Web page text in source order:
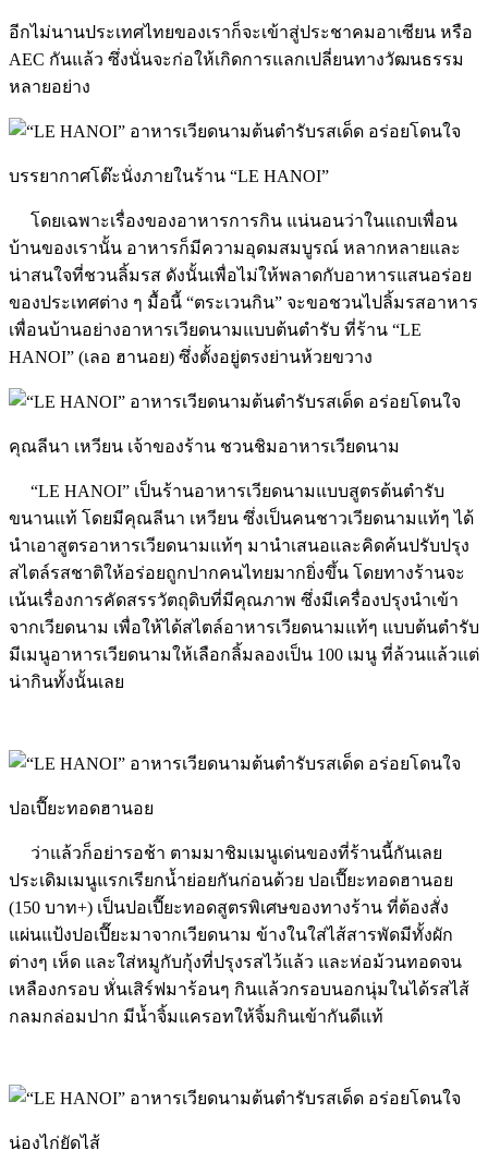
อีกไม่นานประเทศไทยของเราก็จะเข้าสู่ประชาคมอาเซียน หรือ
AEC กันแล้ว ซึ่งนั่นจะก่อให้เกิดการแลกเปลี่ยนทางวัฒนธรรม
หลายอย่าง
บรรยากาศโต๊ะนั่งภายในร้าน “LE HANOI”
โดยเฉพาะเรื่องของอาหารการกิน แน่นอนว่าในแถบเพื่อน
บ้านของเรานั้น อาหารก็มีความอุดมสมบูรณ์ หลากหลายและ
น่าสนใจที่ชวนลิ้มรส ดังนั้นเพื่อไม่ให้พลาดกับอาหารแสนอร่อย
ของประเทศต่าง ๆ มื้อนี้ “ตระเวนกิน” จะขอชวนไปลิ้มรสอาหาร
เพื่อนบ้านอย่างอาหารเวียดนามแบบต้นตำรับ ที่ร้าน “LE
HANOI” (เลอ ฮานอย) ซึ่งตั้งอยู่ตรงย่านห้วยขวาง
คุณลีนา เหวียน เจ้าของร้าน ชวนชิมอาหารเวียดนาม
“LE HANOI” เป็นร้านอาหารเวียดนามแบบสูตรต้นตำรับ
ขนานแท้ โดยมีคุณลีนา เหวียน ซึ่งเป็นคนชาวเวียดนามแท้ๆ ได้
นำเอาสูตรอาหารเวียดนามแท้ๆ มานำเสนอและคิดค้นปรับปรุง
สไตล์รสชาติให้อร่อยถูกปากคนไทยมากยิ่งขึ้น โดยทางร้านจะ
เน้นเรื่องการคัดสรรวัตถุดิบที่มีคุณภาพ ซึ่งมีเครื่องปรุงนำเข้า
จากเวียดนาม เพื่อให้ได้สไตล์อาหารเวียดนามแท้ๆ แบบต้นตำรับ
มีเมนูอาหารเวียดนามให้เลือกลิ้มลองเป็น 100 เมนู ที่ล้วนแล้วแต่
น่ากินทั้งนั้นเลย
ปอเปี๊ยะทอดฮานอย
ว่าแล้วก็อย่ารอช้า ตามมาชิมเมนูเด่นของที่ร้านนี้กันเลย
ประเดิมเมนูแรกเรียกน้ำย่อยกันก่อนด้วย ปอเปี๊ยะทอดฮานอย
(150 บาท+) เป็นปอเปี๊ยะทอดสูตรพิเศษของทางร้าน ที่ต้องสั่ง
แผ่นแป้งปอเปี๊ยะมาจากเวียดนาม ข้างในใส่ไส้สารพัดมีทั้งผัก
ต่างๆ เห็ด และใส่หมูกับกุ้งที่ปรุงรสไว้แล้ว และห่อม้วนทอดจน
เหลืองกรอบ หั่นเสิร์ฟมาร้อนๆ กินแล้วกรอบนอกนุ่มในได้รสไส้
กลมกล่อมปาก มีน้ำจิ้มแครอทให้จิ้มกินเข้ากันดีแท้
น่องไก่ยัดไส้